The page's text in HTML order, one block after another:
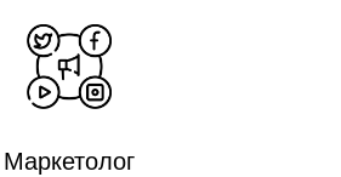
Маркетолог